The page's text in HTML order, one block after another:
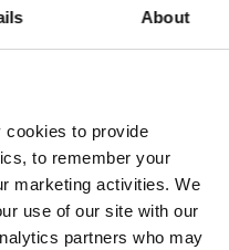
About
cookies to provide
to remember your
marketing activities. We
use of our site with our
partners who may
S.A.
(0) 344 08 28 90